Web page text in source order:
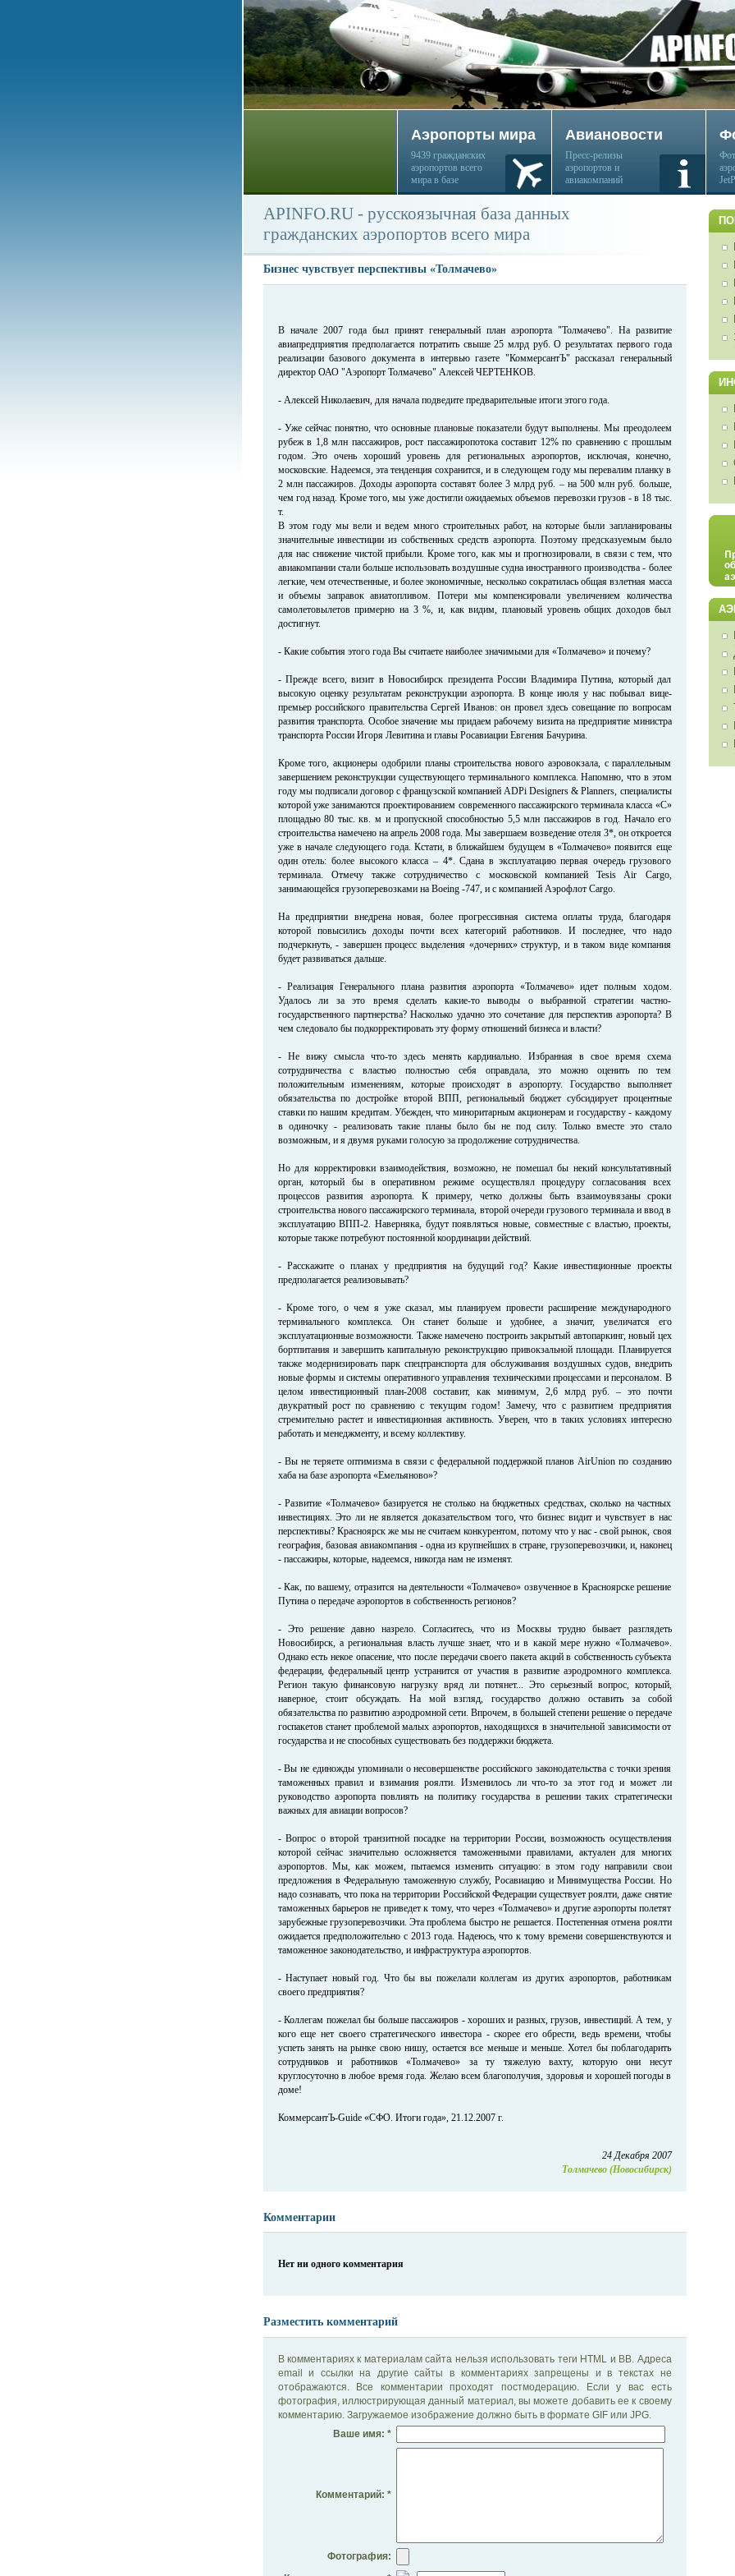
Аэропорты мира
9439 гражданских
аэропортов всего
мира в базе
Авиановости
Пресс-релизы
аэропортов и
авиакомпаний
APINFO.RU - русскоязычная база данных
гражданских аэропортов всего мира
Бизнес чувствует перспективы «Толмачево»
В начале 2007 года был принят генеральный план аэропорта "Толмачево". На развитие
авиапредприятия предполагается потратить свыше 25 млрд руб. О результатах первого года
реализации базового документа в интервью газете "КоммерсантЪ" рассказал генеральный
директор ОАО "Аэропорт Толмачево" Алексей ЧЕРТЕНКОВ.
- Алексей Николаевич, для начала подведите предварительные итоги этого года.
- Уже сейчас понятно, что основные плановые показатели будут выполнены. Мы преодолеем
рубеж в 1,8 млн пассажиров, рост пассажиропотока составит 12% по сравнению с прошлым
годом. Это очень хороший уровень для региональных аэропортов, исключая, конечно,
московские. Надеемся, эта тенденция сохранится, и в следующем году мы перевалим планку в
2 млн пассажиров. Доходы аэропорта составят более 3 млрд руб. – на 500 млн руб. больше,
чем год назад. Кроме того, мы уже достигли ожидаемых объемов перевозки грузов - в 18 тыс.
т.
В этом году мы вели и ведем много строительных работ, на которые были запланированы
значительные инвестиции из собственных средств аэропорта. Поэтому предсказуемым было
для нас снижение чистой прибыли. Кроме того, как мы и прогнозировали, в связи с тем, что
авиакомпании стали больше использовать воздушные судна иностранного производства - более
легкие, чем отечественные, и более экономичные, несколько сократилась общая взлетная масса
и объемы заправок авиатопливом. Потери мы компенсировали увеличением количества
самолетовылетов примерно на 3 %, и, как видим, плановый уровень общих доходов был
достигнут.
- Какие события этого года Вы считаете наиболее значимыми для «Толмачево» и почему?
- Прежде всего, визит в Новосибирск президента России Владимира Путина, который дал
высокую оценку результатам реконструкции аэропорта. В конце июля у нас побывал вице-
премьер российского правительства Сергей Иванов: он провел здесь совещание по вопросам
развития транспорта. Особое значение мы придаем рабочему визита на предприятие министра
транспорта России Игоря Левитина и главы Росавиации Евгения Бачурина.
Кроме того, акционеры одобрили планы строительства нового аэровокзала, с параллельным
завершением реконструкции существующего терминального комплекса. Напомню, что в этом
году мы подписали договор с французской компанией ADPi Designers & Planners, специалисты
которой уже занимаются проектированием современного пассажирского терминала класса «С»
площадью 80 тыс. кв. м и пропускной способностью 5,5 млн пассажиров в год. Начало его
строительства намечено на апрель 2008 года. Мы завершаем возведение отеля 3*, он откроется
уже в начале следующего года. Кстати, в ближайшем будущем в «Толмачево» появится еще
один отель: более высокого класса – 4*. Сдана в эксплуатацию первая очередь грузового
терминала. Отмечу также сотрудничество с московской компанией Tesis Air Cargo,
занимающейся грузоперевозками на Boeing -747, и с компанией Аэрофлот Cargo.
На предприятии внедрена новая, более прогрессивная система оплаты труда, благодаря
которой повысились доходы почти всех категорий работников. И последнее, что надо
подчеркнуть, - завершен процесс выделения «дочерних» структур, и в таком виде компания
будет развиваться дальше.
- Реализация Генерального плана развития аэропорта «Толмачево» идет полным ходом.
Удалось ли за это время сделать какие-то выводы о выбранной стратегии частно-
государственного партнерства? Насколько удачно это сочетание для перспектив аэропорта? В
чем следовало бы подкорректировать эту форму отношений бизнеса и власти?
- Не вижу смысла что-то здесь менять кардинально. Избранная в свое время схема
сотрудничества с властью полностью себя оправдала, это можно оценить по тем
положительным изменениям, которые происходят в аэропорту. Государство выполняет
обязательства по достройке второй ВПП, региональный бюджет субсидирует процентные
ставки по нашим кредитам. Убежден, что миноритарным акционерам и государству - каждому
в одиночку - реализовать такие планы было бы не под силу. Только вместе это стало
возможным, и я двумя руками голосую за продолжение сотрудничества.
Но для корректировки взаимодействия, возможно, не помешал бы некий консультативный
орган, который бы в оперативном режиме осуществлял процедуру согласования всех
процессов развития аэропорта. К примеру, четко должны быть взаимоувязаны сроки
строительства нового пассажирского терминала, второй очереди грузового терминала и ввод в
эксплуатацию ВПП-2. Наверняка, будут появляться новые, совместные с властью, проекты,
которые также потребуют постоянной координации действий.
- Расскажите о планах у предприятия на будущий год? Какие инвестиционные проекты
предполагается реализовывать?
- Кроме того, о чем я уже сказал, мы планируем провести расширение международного
терминального комплекса. Он станет больше и удобнее, а значит, увеличатся его
эксплуатационные возможности. Также намечено построить закрытый автопаркинг, новый цех
бортпитания и завершить капитальную реконструкцию привокзальной площади. Планируется
также модернизировать парк спецтранспорта для обслуживания воздушных судов, внедрить
новые формы и системы оперативного управления техническими процессами и персоналом. В
целом инвестиционный план-2008 составит, как минимум, 2,6 млрд руб. – это почти
двукратный рост по сравнению с текущим годом! Замечу, что с развитием предприятия
стремительно растет и инвестиционная активность. Уверен, что в таких условиях интересно
работать и менеджменту, и всему коллективу.
- Вы не теряете оптимизма в связи с федеральной поддержкой планов AirUnion по созданию
хаба на базе аэропорта «Емельяново»?
- Развитие «Толмачево» базируется не столько на бюджетных средствах, сколько на частных
инвестициях. Это ли не является доказательством того, что бизнес видит и чувствует в нас
перспективы? Красноярск же мы не считаем конкурентом, потому что у нас - свой рынок, своя
география, базовая авиакомпания - одна из крупнейших в стране, грузоперевозчики, и, наконец
- пассажиры, которые, надеемся, никогда нам не изменят.
- Как, по вашему, отразится на деятельности «Толмачево» озвученное в Красноярске решение
Путина о передаче аэропортов в собственность регионов?
- Это решение давно назрело. Согласитесь, что из Москвы трудно бывает разглядеть
Новосибирск, а региональная власть лучше знает, что и в какой мере нужно «Толмачево».
Однако есть некое опасение, что после передачи своего пакета акций в собственность субъекта
федерации, федеральный центр устранится от участия в развитие аэродромного комплекса.
Регион такую финансовую нагрузку вряд ли потянет... Это серьезный вопрос, который,
наверное, стоит обсуждать. На мой взгляд, государство должно оставить за собой
обязательства по развитию аэродромной сети. Впрочем, в большей степени решение о передаче
госпакетов станет проблемой малых аэропортов, находящихся в значительной зависимости от
государства и не способных существовать без поддержки бюджета.
- Вы не единожды упоминали о несовершенстве российского законодательства с точки зрения
таможенных правил и взимания роялти. Изменилось ли что-то за этот год и может ли
руководство аэропорта повлиять на политику государства в решении таких стратегически
важных для авиации вопросов?
- Вопрос о второй транзитной посадке на территории России, возможность осуществления
которой сейчас значительно осложняется таможенными правилами, актуален для многих
аэропортов. Мы, как можем, пытаемся изменить ситуацию: в этом году направили свои
предложения в Федеральную таможенную службу, Росавиацию и Минимущества России. Но
надо сознавать, что пока на территории Российской Федерации существует роялти, даже снятие
таможенных барьеров не приведет к тому, что через «Толмачево» и другие аэропорты полетят
зарубежные грузоперевозчики. Эта проблема быстро не решается. Постепенная отмена роялти
ожидается предположительно с 2013 года. Надеюсь, что к тому времени совершенствуются и
таможенное законодательство, и инфраструктура аэропортов.
- Наступает новый год. Что бы вы пожелали коллегам из других аэропортов, работникам
своего предприятия?
- Коллегам пожелал бы больше пассажиров - хороших и разных, грузов, инвестиций. А тем, у
кого еще нет своего стратегического инвестора - скорее его обрести, ведь времени, чтобы
успеть занять на рынке свою нишу, остается все меньше и меньше. Хотел бы поблагодарить
сотрудников и работников «Толмачево» за ту тяжелую вахту, которую они несут
круглосуточно в любое время года. Желаю всем благополучия, здоровья и хорошей погоды в
доме!
КоммерсантЪ-Guide «СФО. Итоги года», 21.12.2007 г.
24 Декабря 2007
Толмачево (Новосибирск)
Комментарии
Нет ни одного комментария
Разместить комментарий
В комментариях к материалам сайта нельзя использовать теги HTML и BB. Адреса
email и ссылки на другие сайты в комментариях запрещены и в текстах не
отображаются. Все комментарии проходят постмодерацию. Если у вас есть
фотография, иллюстрирующая данный материал, вы можете добавить ее к своему
комментарию. Загружаемое изображение должно быть в формате GIF или JPG.
Ваше имя: *
Комментарий: *
Фотография: